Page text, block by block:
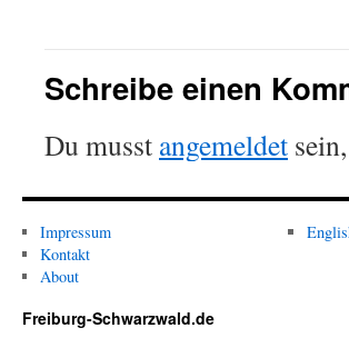
Schreibe einen
Du musst angemeldet
Impressum
Kontakt
About
Freiburg-Schwarzwald.de